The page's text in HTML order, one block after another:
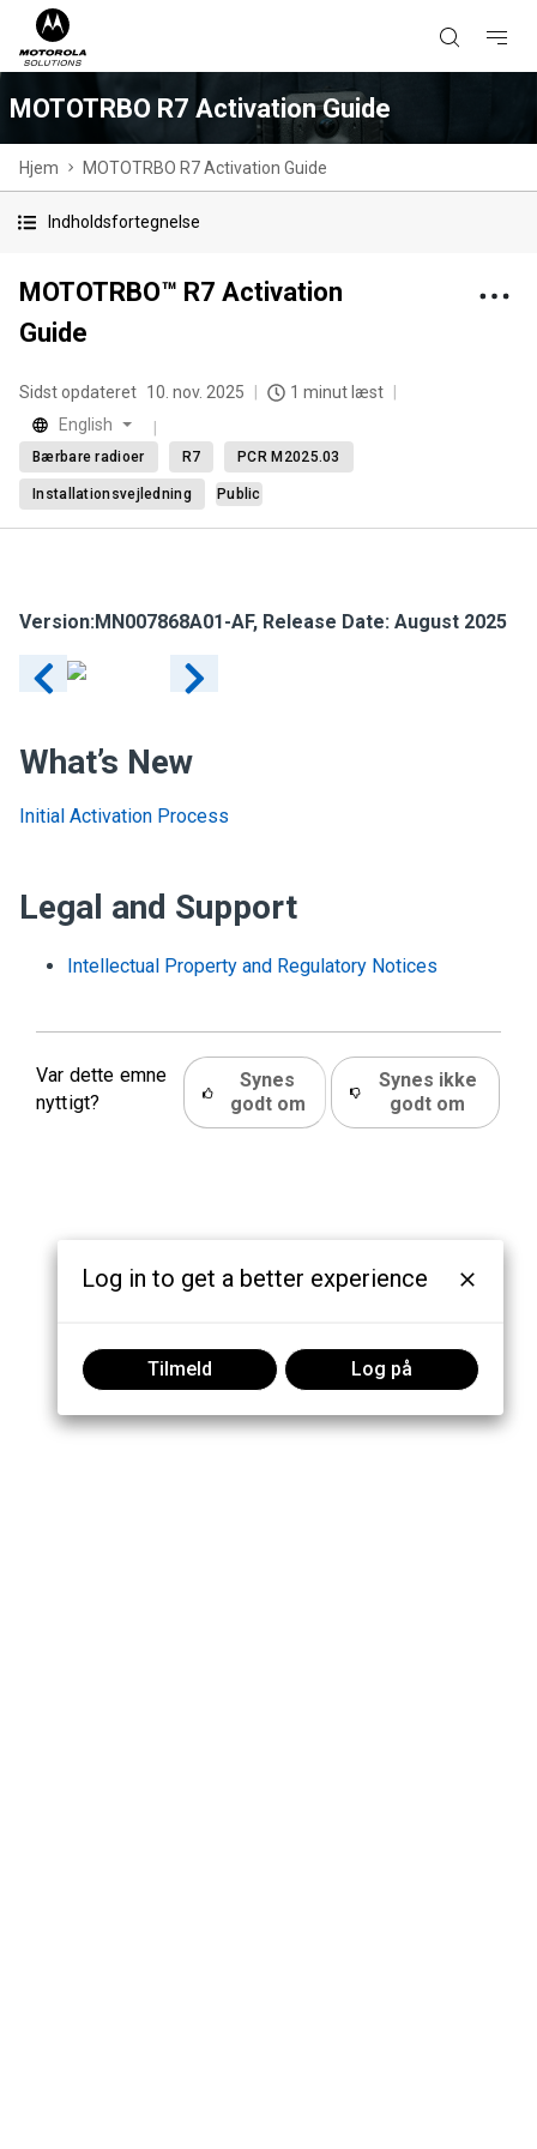
MOTOTRBO R7 Activation Guide
Hjem MOTOTRBO R7 Activation Guide
Indholdsfortegnelse
MOTOTRBO™ R7 Activation
Guide
Sidst opdateret 10. nov. 2025
1 minut læst
English
Bærbare radioer R7 PCR M2025.03
Installationsvejledning Public
Version:MN007868A01-AF, Release Date: August 2025
What’s New
Initial Activation Process
Legal and Support
Intellectual Property and Regulatory Notices
Var dette emne
nyttigt?
Synes
godt om
Synes ikke
godt om
Log in to get a better experience
Tilmeld Log på